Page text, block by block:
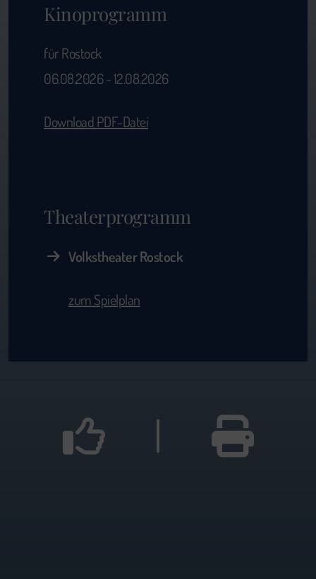
Kinoprogramm
für Rostock
06.08.2026 - 12.08.2026
Download PDF-Datei
Theaterprogramm
Volkstheater Rostock
zum Spielplan
|